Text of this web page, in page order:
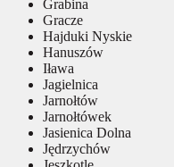
Grabina
Gracze
Hajduki Nyskie
Hanuszów
Iława
Jagielnica
Jarnołtów
Jarnołtówek
Jasienica Dolna
Jędrzychów